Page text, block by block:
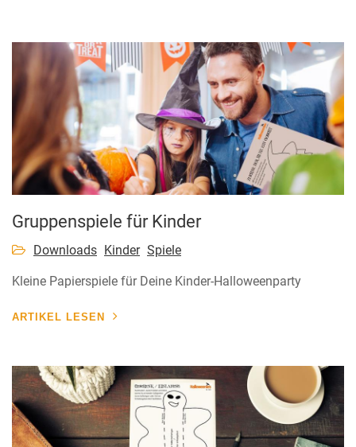
Gruppenspiele für Kinder
Downloads Kinder Spiele
Kleine Papierspiele für Deine Kinder-Halloweenparty
ARTIKEL LESEN